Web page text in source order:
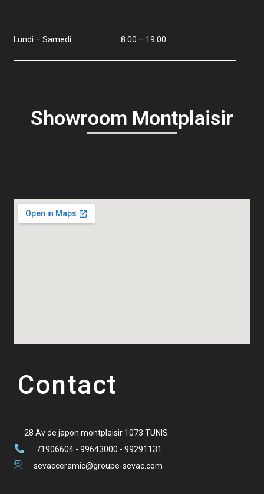
Lundi – Samedi 8:00 – 19:00
Showroom Montplaisir
Contact
28 Av de japon montplaisir 1073 TUNIS
71906604 - 99643000 - 99291131
sevacceramic@groupe-sevac.com